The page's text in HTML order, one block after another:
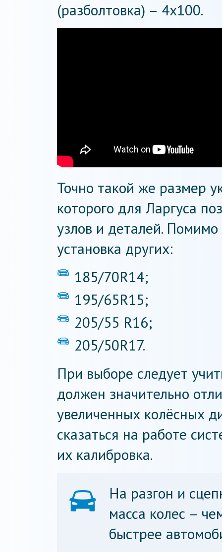
(разболтовка) – 4х100.
Точно такой же размер
которого для Ларгуса
узлов и деталей. Помимо
установка других:
185/70R14;
195/65R15;
205/55 R16;
205/50R17.
При выборе следует
должен значительно
увеличенных колёсных
сказаться на работе
их калибровка.
На разгон и
масса колес –
быстрее